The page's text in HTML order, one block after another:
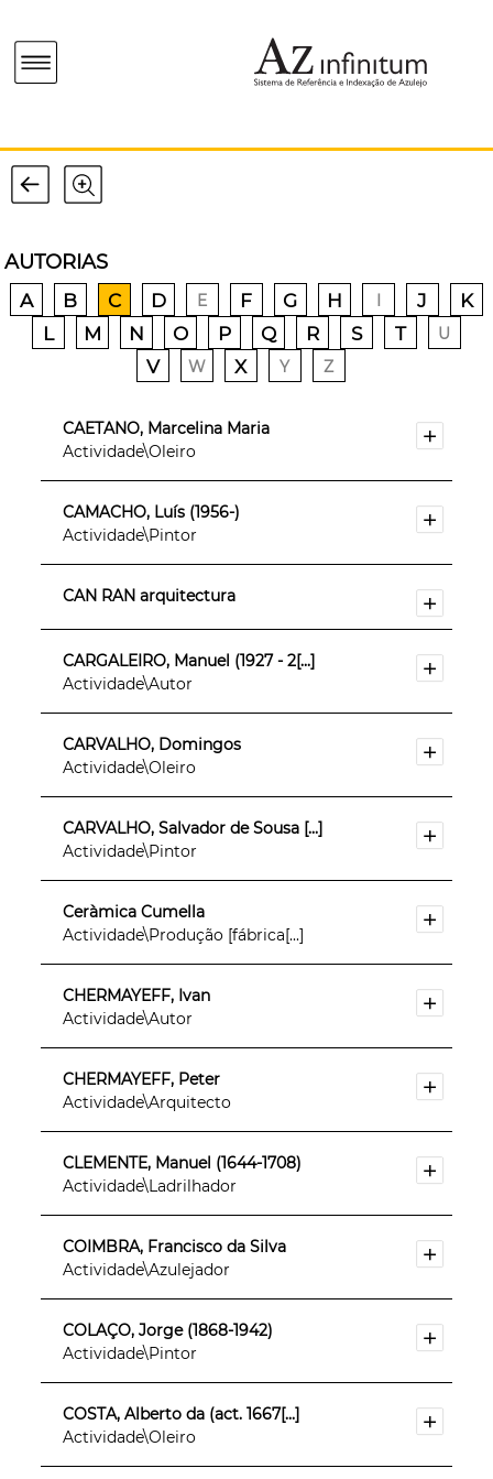
AUTORIAS
A B C D E F G H I J
K
L
M N O P Q R S T U
V W X Y Z
CAETANO, Marcelina Maria
Actividade\Oleiro
CAMACHO, Luís (1956-)
Actividade\Pintor
CAN RAN arquitectura
CARGALEIRO, Manuel (1927 - 2[...]
Actividade\Autor
CARVALHO, Domingos
Actividade\Oleiro
CARVALHO, Salvador de Sousa [...]
Actividade\Pintor
Ceràmica Cumella
Actividade\Produção [fábrica[...]
CHERMAYEFF, Ivan
Actividade\Autor
CHERMAYEFF, Peter
Actividade\Arquitecto
CLEMENTE, Manuel (1644-1708)
Actividade\Ladrilhador
COIMBRA, Francisco da Silva
Actividade\Azulejador
COLAÇO, Jorge (1868-1942)
Actividade\Pintor
COSTA, Alberto da (act. 1667[...]
Actividade\Oleiro